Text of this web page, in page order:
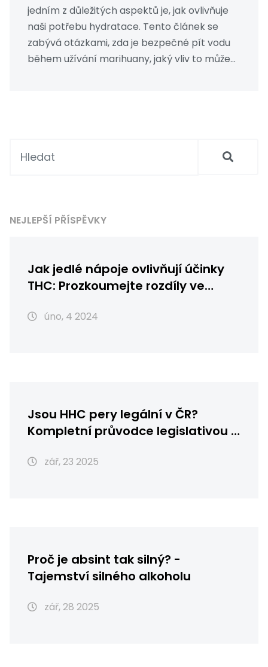
jedním z důležitých aspektů je, jak ovlivňuje
naši potřebu hydratace. Tento článek se
zabývá otázkami, zda je bezpečné pít vodu
během užívání marihuany, jaký vliv to může
NEJLEPŠÍ PŘÍSPĚVKY
Jak jedlé nápoje ovlivňují účinky
THC: Prozkoumejte rozdíly ve
úno, 4 2024
Jsou HHC pery legální v ČR?
Kompletní průvodce legislativou a
zář, 23 2025
Proč je absint tak silný? -
Tajemství silného alkoholu
zář, 28 2025